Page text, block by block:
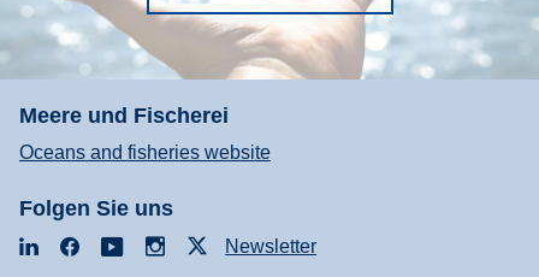
Meere und Fischerei
Oceans and fisheries website
Folgen Sie uns
LinkedInFacebookYouTubeInstagramNewsletter